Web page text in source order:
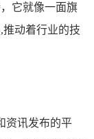
它就像一面旗
动着行业的技
资讯发布的平